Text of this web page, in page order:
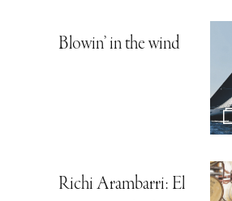
Blowin’ in the wind
Richi Arambarri: El